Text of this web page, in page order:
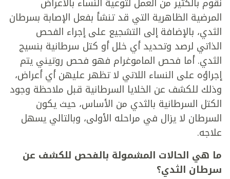
المرضية الظاهرية التي قد تنشأ بفعل الإصابة بسرطان
الثدي، بالإضافة إلى التشجيع على إجراء الفحص
الذاتي لرصد وتحديد أي خلل أو كتل سرطانية بنسيج
الثدي. أما فحص الماموغرام فهو فحص روتيني يتم
إجراؤه على النساء اللاتي لا تظهر عليهن أي أعراض،
وذلك للكشف عن الخلايا السرطانية قبل ملاحظة وجود
الكتل السرطانية بالثدي من الأساس، حيث يكون
السرطان لا يزال في مراحله الأولى، وبالتالي يسهل
علاجه.
ما هي الحالات المشمولة بالفحص للكشف عن
سرطان الثدي؟